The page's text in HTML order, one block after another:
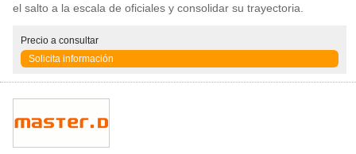
el salto a la escala de oficiales y consolidar su trayectoria.
Precio a consultar
Solicita información